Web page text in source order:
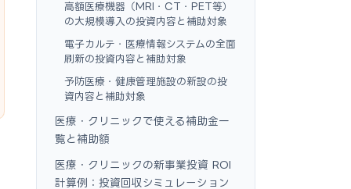
高額医療機器（MRI・CT・PET等）
の大規模導入の投資内容と補助対象
電子カルテ・医療情報システムの全面
刷新の投資内容と補助対象
予防医療・健康管理施設の新設の投
資内容と補助対象
医療・クリニックで使える補助金一
覧と補助額
医療・クリニックの新事業投資 ROI
計算例：投資回収シミュレーション